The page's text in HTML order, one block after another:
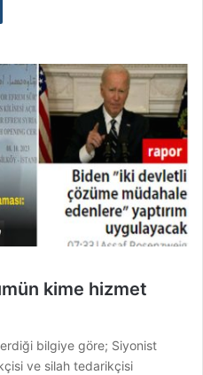
kime hizmet
bilgiye göre; Siyonist
ve silah tedarikçisi